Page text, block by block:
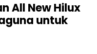
All New Hilux
untuk